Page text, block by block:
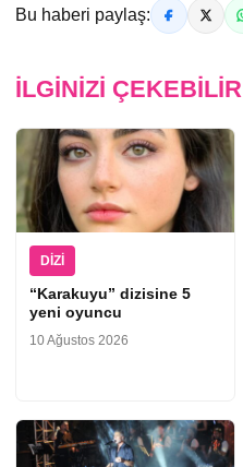
Bu haberi paylaş:
İLGINIZI ÇEKEBILIR
DIZI
“Karakuyu” dizisine 5
yeni oyuncu
10 Ağustos 2026